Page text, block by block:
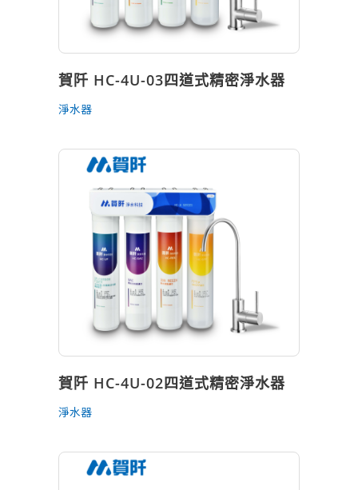
賀阡 HC-4U-03四道式精密淨水器
淨水器
賀阡 HC-4U-02四道式精密淨水器
淨水器